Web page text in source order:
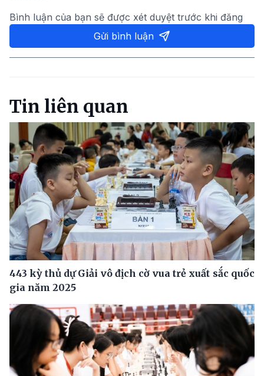
Bình luận của bạn sẽ được xét duyệt trước khi đăng
Gửi bình luận
Tin liên quan
443 kỳ thủ dự Giải vô địch cờ vua trẻ xuất sắc quốc
gia năm 2025